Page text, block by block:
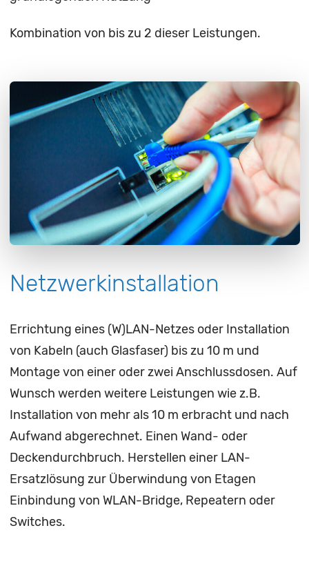
Kombination von bis zu 2 dieser Leistungen.
Netzwerkinstallation
Errichtung eines (W)LAN-Netzes oder Installation
von Kabeln (auch Glasfaser) bis zu 10 m und
Montage von einer oder zwei Anschlussdosen. Auf
Wunsch werden weitere Leistungen wie z.B.
Installation von mehr als 10 m erbracht und nach
Aufwand abgerechnet. Einen Wand- oder
Deckendurchbruch. Herstellen einer LAN-
Ersatzlösung zur Überwindung von Etagen
Einbindung von WLAN-Bridge, Repeatern oder
Switches.